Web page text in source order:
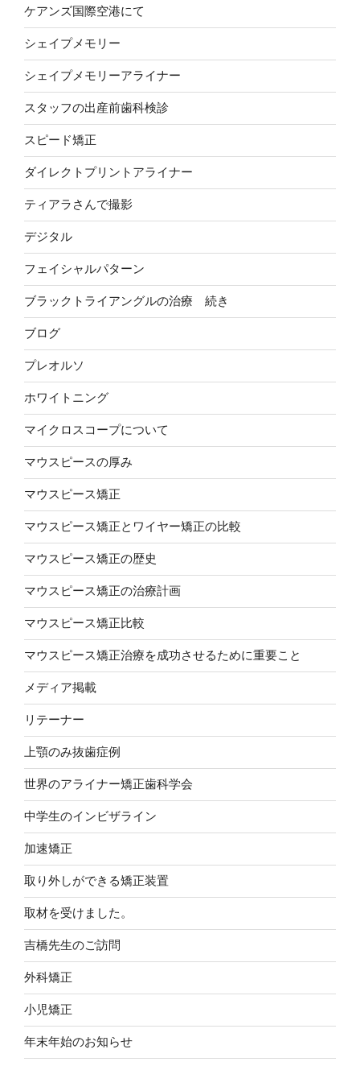
ケアンズ国際空港にて
シェイプメモリー
シェイプメモリーアライナー
スタッフの出産前歯科検診
スピード矯正
ダイレクトプリントアライナー
ティアラさんで撮影
デジタル
フェイシャルパターン
ブラックトライアングルの治療 続き
ブログ
プレオルソ
ホワイトニング
マイクロスコープについて
マウスピースの厚み
マウスピース矯正
マウスピース矯正とワイヤー矯正の比較
マウスピース矯正の歴史
マウスピース矯正の治療計画
マウスピース矯正比較
マウスピース矯正治療を成功させるために重要こと
メディア掲載
リテーナー
上顎のみ抜歯症例
世界のアライナー矯正歯科学会
中学生のインビザライン
加速矯正
取り外しができる矯正装置
取材を受けました。
吉橋先生のご訪問
外科矯正
小児矯正
年末年始のお知らせ